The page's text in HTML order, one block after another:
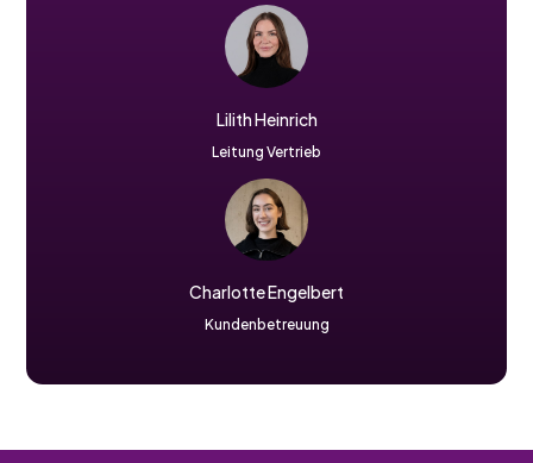
Lilith Heinrich
Leitung Vertrieb
Charlotte Engelbert
Kundenbetreuung